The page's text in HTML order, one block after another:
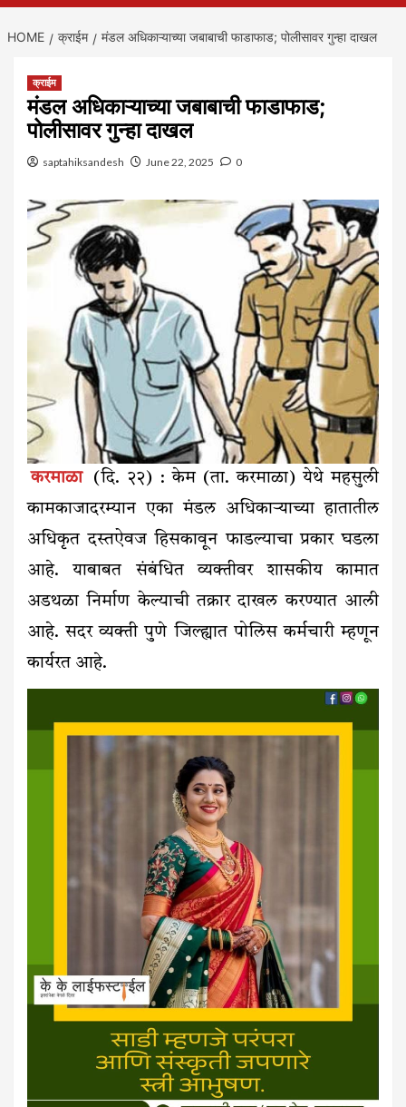
HOME क्राईम मंडल अधिकाऱ्याच्या जबाबाची फाडाफाड; पोलीसावर गुन्हा दाखल
क्राईम
मंडल अधिकाऱ्याच्या जबाबाची फाडाफाड;
पोलीसावर गुन्हा दाखल
saptahiksandesh June 22, 2025 0
करमाळा
(दि. २२) : केम (ता. करमाळा) येथे महसुली
कामकाजादरम्यान एका मंडल अधिकाऱ्याच्या हातातील
अधिकृत दस्तऐवज हिसकावून फाडल्याचा प्रकार घडला
आहे. याबाबत संबंधित व्यक्तीवर शासकीय कामात
अडथळा निर्माण केल्याची तक्रार दाखल करण्यात आली
आहे. सदर व्यक्ती पुणे जिल्ह्यात पोलिस कर्मचारी म्हणून
कार्यरत आहे.